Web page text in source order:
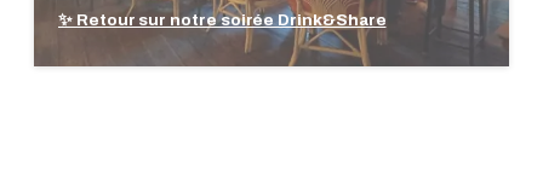
✨ Retour sur notre soirée Drink&Share